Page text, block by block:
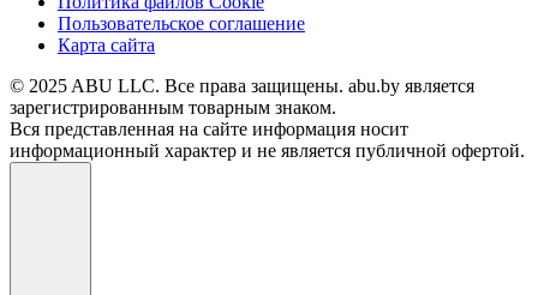
Пользовательское соглашение
Карта сайта
© 2025 ABU LLC. Все права защищены. abu.by является
зарегистрированным товарным знаком.
Вся представленная на сайте информация носит
информационный характер и не является публичной офертой.